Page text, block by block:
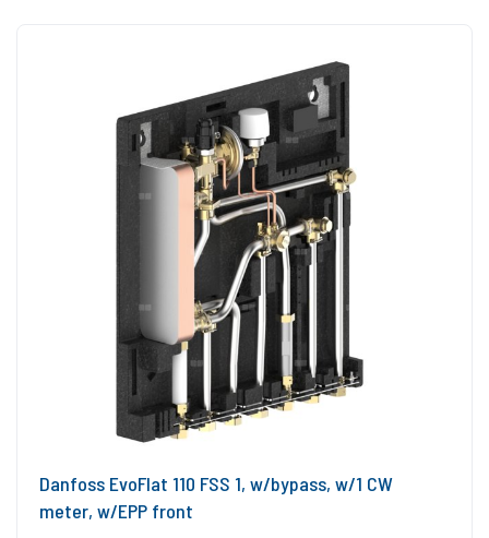
Danfoss EvoFlat 110 FSS 1, w/bypass, w/1 CW
meter, w/EPP front